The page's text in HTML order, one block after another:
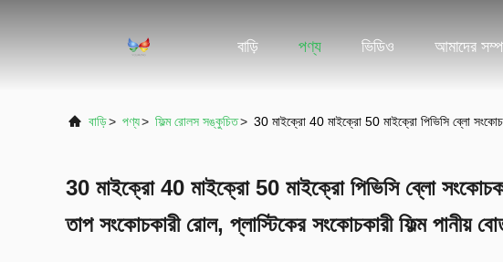
বাড়ি পণ্য ভিডিও আমাদের
বাড়ি> পণ্য> ফিল্ম রোলস সঙ্কুচিত> 30 মাইক্রো 40 মাইক্রো 50 মাইক্রো পিভিসি ব্লো
30 মাইক্রো 40 মাইক্রো 50 মাইক্রো পিভিসি ব্লো
তাপ সংকোচকারী রোল, প্লাস্টিকের সংকোচকারী ফিল্ম পানীয়